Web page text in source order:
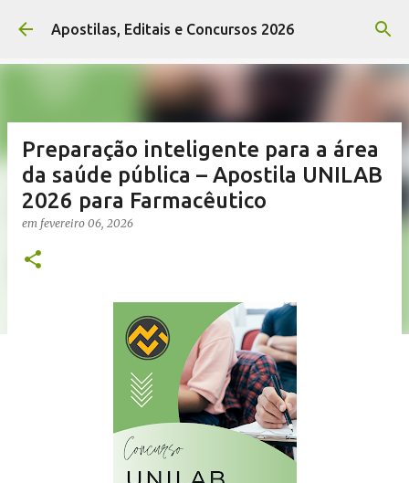
Pular para o conteúdo principal
Apostilas, Editais e Concursos 2026
Preparação inteligente para a área
da saúde pública – Apostila UNILAB
2026 para Farmacêutico
em fevereiro 06, 2026